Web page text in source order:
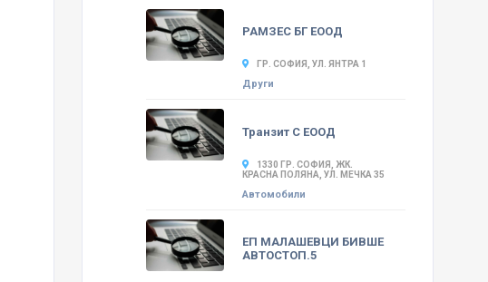
РАМЗЕС БГ ЕООД
ГР. СОФИЯ, УЛ. ЯНТРА 1
Други
Транзит С ЕООД
1330 ГР. СОФИЯ, ЖК.
КРАСНА ПОЛЯНА, УЛ. МЕЧКА 35
Автомобили
ЕП МАЛАШЕВЦИ БИВШЕ
АВТОСТОП.5